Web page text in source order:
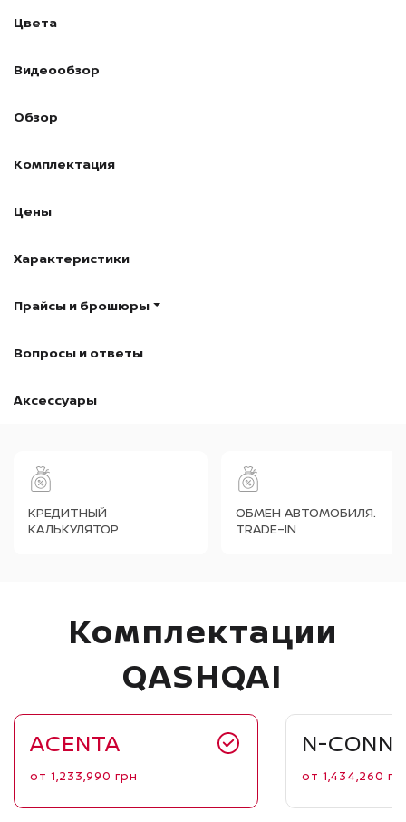
Цвета
Видеообзор
Обзор
Комплектация
Цены
Характеристики
Прайсы и брошюры
Вопросы и ответы
Аксессуары
КРЕДИТНЫЙ
КАЛЬКУЛЯТОР
ОБМЕН АВТОМОБИЛЯ.
TRADE–IN
Комплектации
QASHQAI
ACENTA
от 1,233,990 грн
N-
от 1,434,260